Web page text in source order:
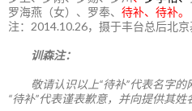
罗海燕（女）、罗奉、 待补、待补。
注：2014.10.26，摄于丰台总后北京
训森注：
敬请认识以上“待补”代表名字
“待补”代表谨表歉意，并向提供其姓